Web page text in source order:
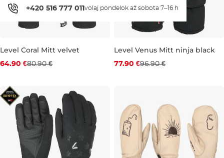
+420 516 777 011 volaj pondelok až sobota 7–16 h
Zľava -20 %
XS
Level Coral Mitt velvet
64.90 €80.90 € Zľava -20 %
Level Venus Mitt ninja black
77.90 €96.90 €